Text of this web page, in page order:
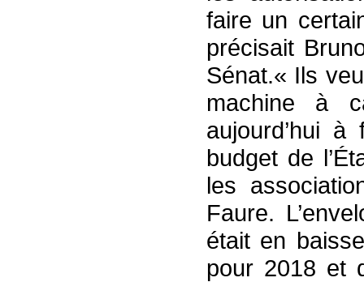
faire un
précisait
Sénat.« Ils
machine à
aujourd’hui
budget de
les
Faure.
était en
pour 2018 et